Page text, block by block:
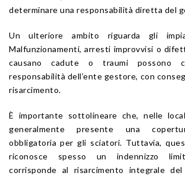
determinare una responsabilità diretta del
Un ulteriore ambito riguarda gli
Malfunzionamenti, arresti improvvisi o
causano cadute o traumi possono
responsabilità dell’ente gestore, con
risarcimento.
È importante sottolineare che, nelle
generalmente presente una
obbligatoria per gli sciatori. Tuttavia,
riconosce spesso un indennizzo
corrisponde al risarcimento integrale